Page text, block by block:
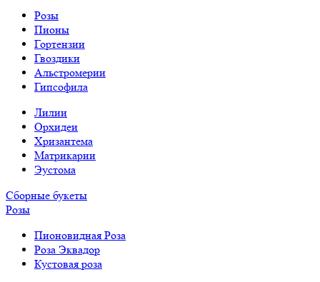
Розы
Пионы
Гортензии
Гвоздики
Альстромерии
Гипсофила
Лилии
Орхидеи
Хризантема
Матрикарии
Эустома
Сборные букеты
Розы
Пионовидная Роза
Роза Эквадор
Кустовая роза